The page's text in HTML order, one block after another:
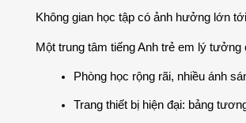
Không gian học tập có ảnh hưởng lớn
Một trung tâm tiếng Anh trẻ em lý tưởng
Phòng học rộng rãi, nhiều ánh
Trang thiết bị hiện đại: bảng